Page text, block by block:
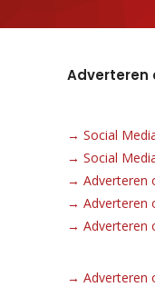
Adverteren
→ Social
→ Social
→ Adverteren
→ Adverteren
→ Adverteren
→ Adverteren